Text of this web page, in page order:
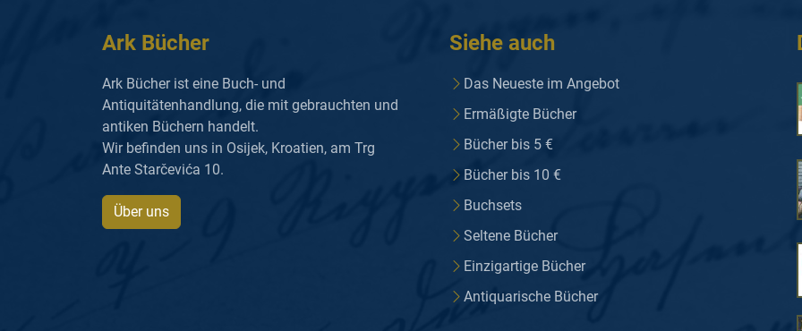
Ark Bücher
Ark Bücher ist eine Buch- und
Antiquitätenhandlung, die mit gebrauchten und
antiken Büchern handelt.
Wir befinden uns in Osijek, Kroatien, am Trg
Ante Starčevića 10.
Über uns
Siehe auch
Das Neueste im Angebot
Ermäßigte Bücher
Bücher bis 5 €
Bücher bis 10 €
Buchsets
Seltene Bücher
Einzigartige Bücher
Antiquarische Bücher